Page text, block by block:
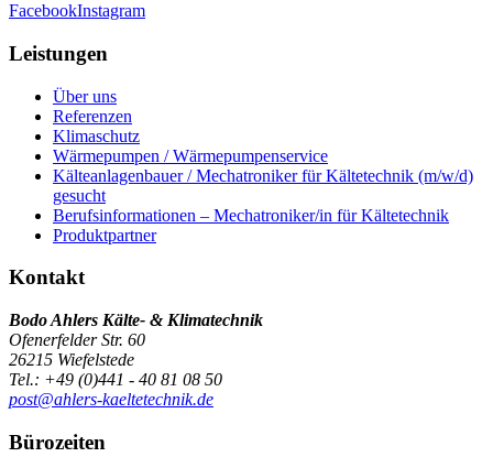
FacebookInstagram
Leistungen
Über uns
Referenzen
Klimaschutz
Wärmepumpen / Wärmepumpenservice
Kälteanlagenbauer / Mechatroniker für Kältetechnik (m/w/d)
gesucht
Berufsinformationen – Mechatroniker/in für Kältetechnik
Produktpartner
Kontakt
Bodo Ahlers Kälte- & Klimatechnik
Ofenerfelder Str. 60
26215 Wiefelstede
Tel.: +49 (0)441 - 40 81 08 50
post@ahlers-kaeltetechnik.de
Bürozeiten